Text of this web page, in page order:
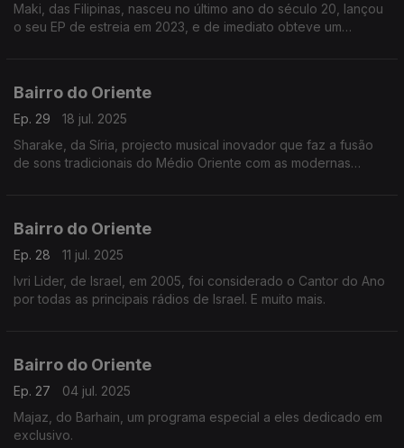
Maki, das Filipinas, nasceu no último ano do século 20, lançou
o seu EP de estreia em 2023, e de imediato obteve um
Bairro do Oriente
Ep. 29
18 jul. 2025
Sharake, da Síria, projecto musical inovador que faz a fusão
de sons tradicionais do Médio Oriente com as modernas
Bairro do Oriente
Ep. 28
11 jul. 2025
Ivri Lider, de Israel, em 2005, foi considerado o Cantor do Ano
por todas as principais rádios de Israel. E muito mais.
Bairro do Oriente
Ep. 27
04 jul. 2025
Majaz, do Barhain, um programa especial a eles dedicado em
exclusivo.